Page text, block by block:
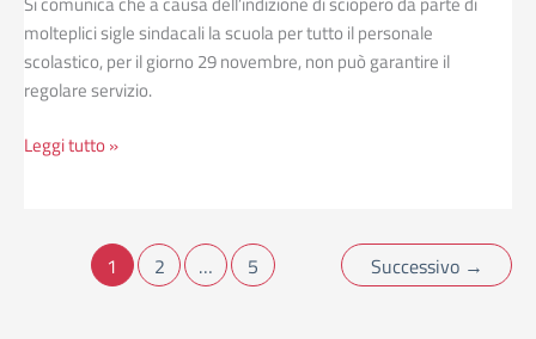
molteplici sigle sindacali la scuola per tutto il personale
scolastico, per il giorno 29 novembre, non può garantire il
regolare servizio.
Leggi tutto »
1 2 … 5 Successivo →